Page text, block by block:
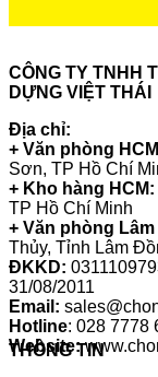
CÔNG TY TNHH
DỰNG VIỆT THÁI
Địa chỉ:
+ Văn phòng
Sơn, TP Hồ Chí
+ Kho hàng HCM:
TP Hồ Chí Minh
+ Văn phòng
Thủy, Tỉnh Lâm
ĐKKD:
31/08/2011
Email:
Hotline: 028 7778
Website:
THÔNG TIN